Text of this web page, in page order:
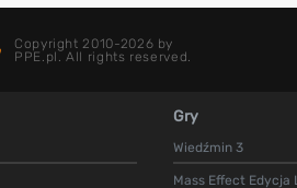
Copyright 2010-2026 by
PPE.pl. All rights reserved.
Gry
Wiedźmin 3
Mass Effect Edycja